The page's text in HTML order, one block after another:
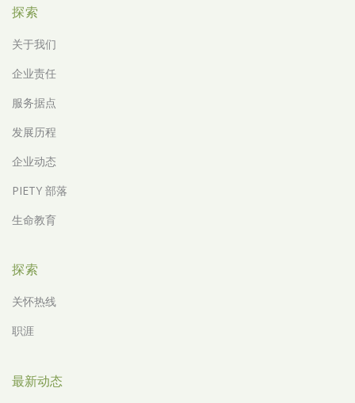
探索
关于我们
企业责任
服务据点
发展历程
企业动态
PIETY 部落
生命教育
探索
关怀热线
职涯
最新动态